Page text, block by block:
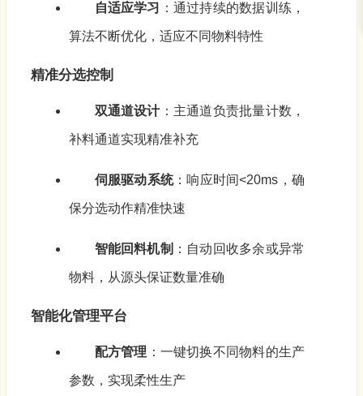
自适应学习 ：通过持续的数据训练，
算法不断优化，适应不同物料特性
精准分选控制
双通道设计：主通道负责批量计数，
补料通道实现精准补充
伺服驱动系统：响应时间<20ms，确
保分选动作精准快速
智能回料机制 ：自动回收多余或异常
物料，从源头保证数量准确
智能化管理平台
配方管理 ：一键切换不同物料的生产
参数，实现柔性生产